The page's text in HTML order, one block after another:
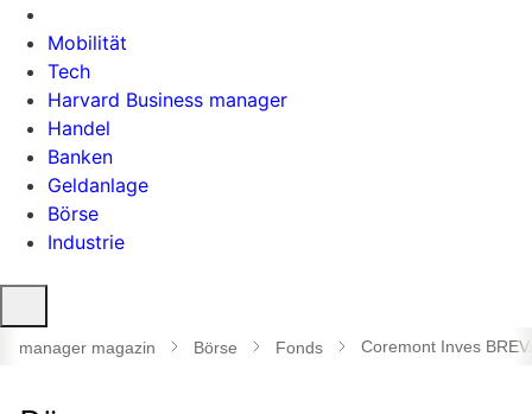
Mobilität
Tech
Harvard Business manager
Handel
Banken
Geldanlage
Börse
Industrie
öffnen
manager magazin Börse Fonds Coremont Inves